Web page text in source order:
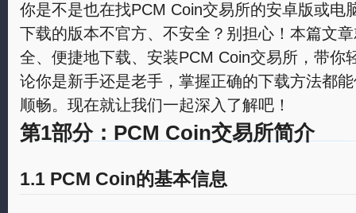
你是不是也在找PCM Coin交易所的安卓版或电
下载的版本不官方、不安全？别担心！本篇文
全、便捷地下载、安装PCM Coin交易所，带你
论你是新手还是老手，掌握正确的下载方法都
顺畅。现在就让我们一起深入了解吧！
第1部分：PCM Coin交易所简介
1.1 PCM Coin的基本信息